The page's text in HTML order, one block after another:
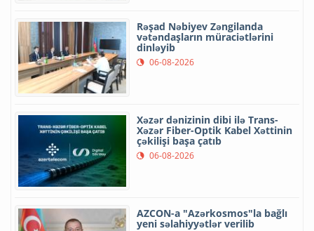
Rəşad Nəbiyev Zəngilanda
vətəndaşların müraciətlərini
dinləyib
06-08-2026
Xəzər dənizinin dibi ilə Trans-
Xəzər Fiber-Optik Kabel Xəttinin
çəkilişi başa çatıb
06-08-2026
AZCON-a "Azərkosmos"la bağlı
yeni səlahiyyətlər verilib